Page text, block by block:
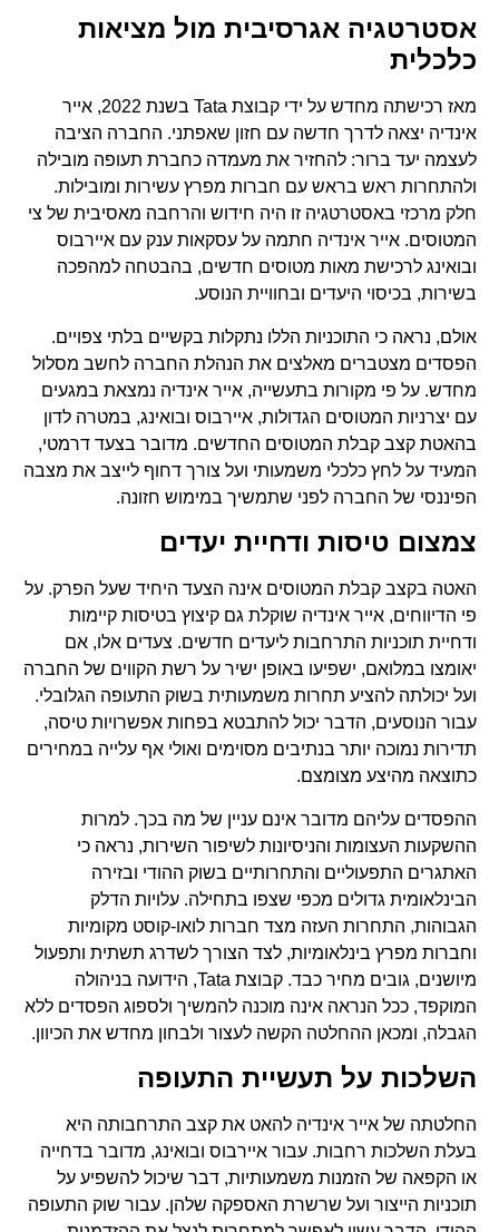
אסטרטגיה אגרסיבית מול מציאות
כלכלית
מאז רכישתה מחדש על ידי קבוצת Tata בשנת 2022, אייר
אינדיה יצאה לדרך חדשה עם חזון שאפתני. החברה הציבה
לעצמה יעד ברור: להחזיר את מעמדה כחברת תעופה מובילה
ולהתחרות ראש בראש עם חברות מפרץ עשירות ומובילות.
חלק מרכזי באסטרטגיה זו היה חידוש והרחבה מאסיבית של צי
המטוסים. אייר אינדיה חתמה על עסקאות ענק עם איירבוס
ובואינג לרכישת מאות מטוסים חדשים, בהבטחה למהפכה
בשירות, בכיסוי היעדים ובחוויית הנוסע.
אולם, נראה כי התוכניות הללו נתקלות בקשיים בלתי צפויים.
הפסדים מצטברים מאלצים את הנהלת החברה לחשב מסלול
מחדש. על פי מקורות בתעשייה, אייר אינדיה נמצאת במגעים
עם יצרניות המטוסים הגדולות, איירבוס ובואינג, במטרה לדון
בהאטת קצב קבלת המטוסים החדשים. מדובר בצעד דרמטי,
המעיד על לחץ כלכלי משמעותי ועל צורך דחוף לייצב את מצבה
הפיננסי של החברה לפני שתמשיך במימוש חזונה.
צמצום טיסות ודחיית יעדים
האטה בקצב קבלת המטוסים אינה הצעד היחיד שעל הפרק. על
פי הדיווחים, אייר אינדיה שוקלת גם קיצוץ בטיסות קיימות
ודחיית תוכניות התרחבות ליעדים חדשים. צעדים אלו, אם
יאומצו במלואם, ישפיעו באופן ישיר על רשת הקווים של החברה
ועל יכולתה להציע תחרות משמעותית בשוק התעופה הגלובלי.
עבור הנוסעים, הדבר יכול להתבטא בפחות אפשרויות טיסה,
תדירות נמוכה יותר בנתיבים מסוימים ואולי אף עלייה במחירים
כתוצאה מהיצע מצומצם.
ההפסדים עליהם מדובר אינם עניין של מה בכך. למרות
ההשקעות העצומות והניסיונות לשיפור השירות, נראה כי
האתגרים התפעוליים והתחרותיים בשוק ההודי ובזירה
הבינלאומית גדולים מכפי שצפו בתחילה. עלויות הדלק
הגבוהות, התחרות העזה מצד חברות לואו-קוסט מקומיות
וחברות מפרץ בינלאומיות, לצד הצורך לשדרג תשתית ותפעול
מיושנים, גובים מחיר כבד. קבוצת Tata, הידועה בניהולה
המוקפד, ככל הנראה אינה מוכנה להמשיך ולספוג הפסדים ללא
הגבלה, ומכאן ההחלטה הקשה לעצור ולבחון מחדש את הכיוון.
השלכות על תעשיית התעופה
החלטתה של אייר אינדיה להאט את קצב התרחבותה היא
בעלת השלכות רחבות. עבור איירבוס ובואינג, מדובר בדחייה
או הקפאה של הזמנות משמעותיות, דבר שיכול להשפיע על
תוכניות הייצור ועל שרשרת האספקה שלהן. עבור שוק התעופה